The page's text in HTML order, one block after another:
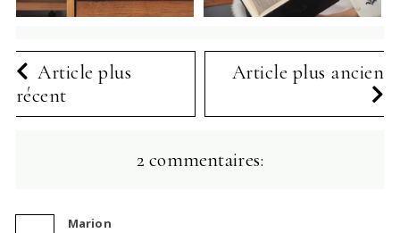
Article plus
récent
Article plus ancien
2 commentaires:
Marion